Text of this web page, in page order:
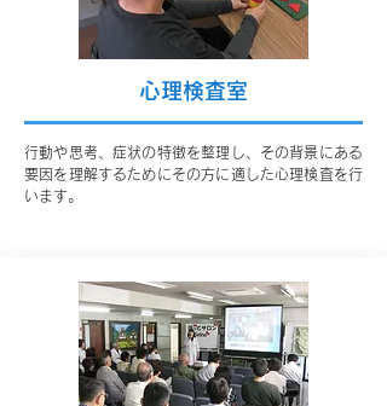
心理検査室
行動や思考、症状の特徴を整理し、その背景にある
要因を理解するためにその方に適した心理検査を行
います。